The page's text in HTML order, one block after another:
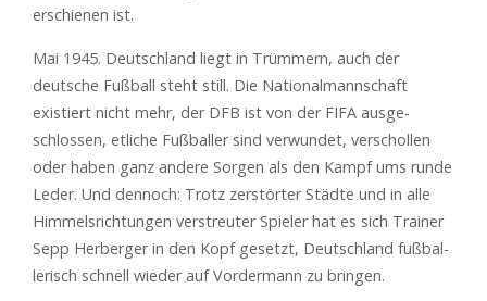
erschienen ist.
Mai 1945. Deutschland liegt in Trümmern, auch der
deutsche Fußball steht still. Die Nationalmannschaft
existiert nicht mehr, der DFB ist von der FIFA ausge-
schlossen, etliche Fußballer sind verwundet, verschollen
oder haben ganz andere Sorgen als den Kampf ums runde
Leder. Und dennoch: Trotz zerstörter Städte und in alle
Himmelsrichtungen verstreuter Spieler hat es sich Trainer
Sepp Herberger in den Kopf gesetzt, Deutschland fußbal-
lerisch schnell wieder auf Vordermann zu bringen.